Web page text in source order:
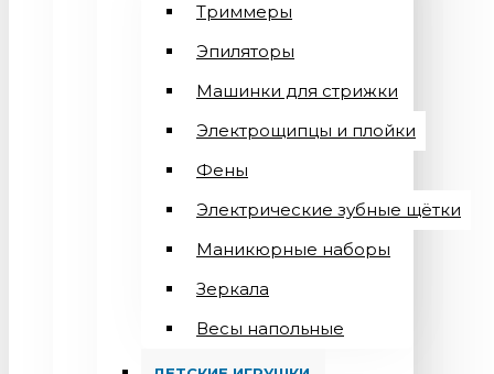
Триммеры
Эпиляторы
Машинки для стрижки
Электрощипцы и плойки
Фены
Электрические зубные щётки
Маникюрные наборы
Зеркала
Весы напольные